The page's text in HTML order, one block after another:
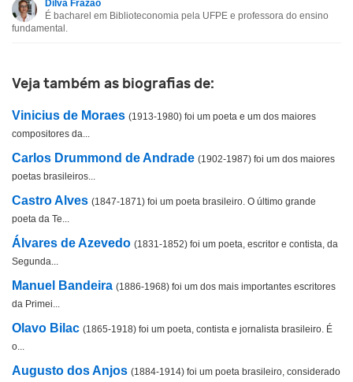
Esta biografia não tem a informação que procuro
Dilva Frazão
É bacharel em Biblioteconomia pela UFPE e professora do ensino
fundamental.
Veja também as biografias de:
Vinicius de Moraes (1913-1980) foi um poeta e um dos maiores
compositores da...
Carlos Drummond de Andrade (1902-1987) foi um dos maiores
poetas brasileiros...
Castro Alves (1847-1871) foi um poeta brasileiro. O último grande
poeta da Te...
Álvares de Azevedo (1831-1852) foi um poeta, escritor e contista, da
Segunda...
Manuel Bandeira (1886-1968) foi um dos mais importantes escritores
da Primei...
Olavo Bilac (1865-1918) foi um poeta, contista e jornalista brasileiro. É
o...
Augusto dos Anjos (1884-1914) foi um poeta brasileiro, considerado